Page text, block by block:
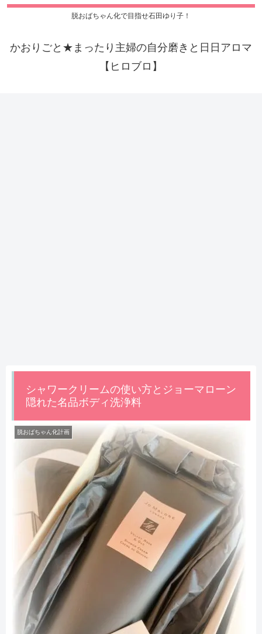
脱おばちゃん化で目指せ石田ゆり子！
かおりごと★まったり主婦の自分磨きと日日アロマ
【ヒロブロ】
シャワークリームの使い方とジョーマローン
隠れた名品ボディ洗浄料
脱おばちゃん化計画